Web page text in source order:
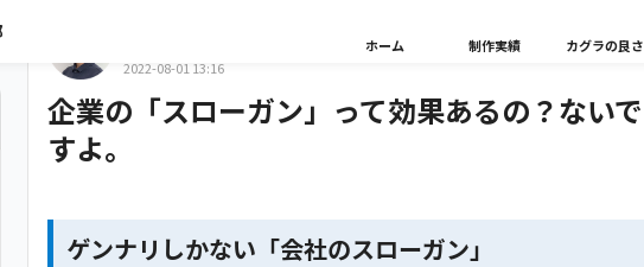
ホーム 制作実績 カグラの良さ
2022-08-01 13:16
企業の「スローガン」って効果あるの？ないで
すよ。
ゲンナリしかない「会社のスローガン」